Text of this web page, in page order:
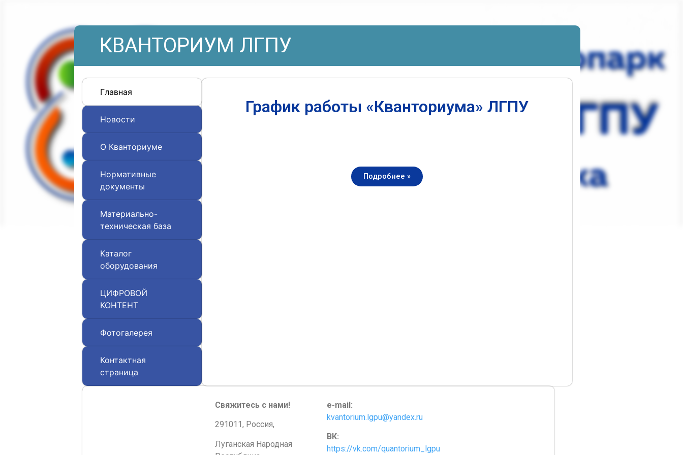
КВАНТОРИУМ ЛГПУ
Главная
Новости
О Кванториуме
Нормативные
документы
Материально-
техническая база
Каталог
оборудования
ЦИФРОВОЙ
КОНТЕНТ
Фотогалерея
Контактная
страница
График работы «Кванториума» ЛГПУ
Подробнее »
Свяжитесь с нами!
291011, Россия,
Луганская Народная
e-mail:
kvantorium.lgpu@yandex.ru
ВК:
https://vk.com/quantorium_lgpu